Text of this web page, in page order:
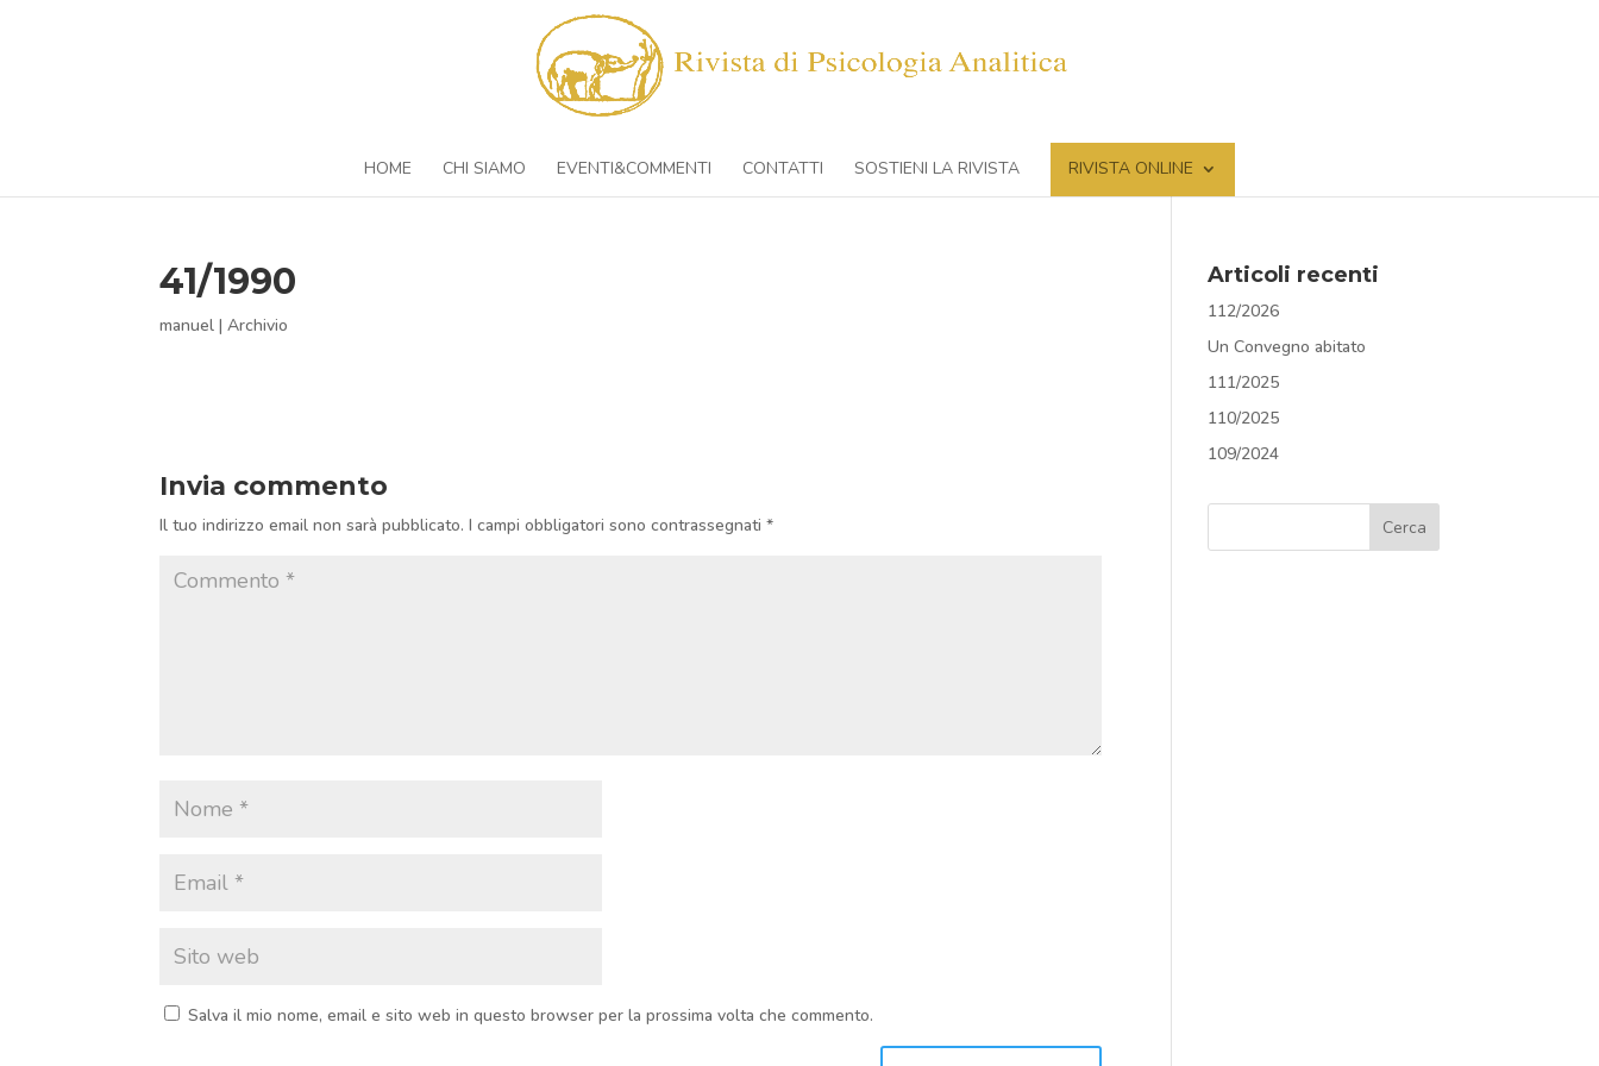
HOME CHI SIAMO EVENTI&COMMENTI CONTATTI SOSTIENI LA RIVISTA RIVISTA ONLINE
41/1990
manuel |Archivio
Invia commento
Il tuo indirizzo email non sarà pubblicato. I campi obbligatori sono contrassegnati*
Salva il mio nome, email e sito web in questo browser per la prossima volta che commento.
Articoli recenti
112/2026
Un Convegno abitato
111/2025
110/2025
109/2024